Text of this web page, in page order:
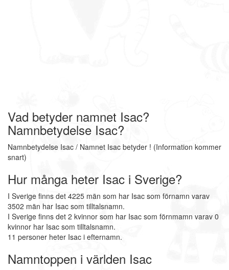
Vad betyder namnet Isac?
Namnbetydelse Isac?
Namnbetydelse Isac / Namnet Isac betyder ! (Information kommer
snart)
Hur många heter Isac i Sverige?
I Sverige finns det 4225 män som har Isac som förnamn varav
3502 män har Isac som tilltalsnamn.
I Sverige finns det 2 kvinnor som har Isac som förnmamn varav 0
kvinnor har Isac som tilltalsnamn.
11 personer heter Isac i efternamn.
Namntoppen i världen Isac